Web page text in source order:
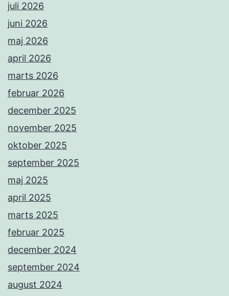
juli 2026
juni 2026
maj 2026
april 2026
marts 2026
februar 2026
december 2025
november 2025
oktober 2025
september 2025
maj 2025
april 2025
marts 2025
februar 2025
december 2024
september 2024
august 2024